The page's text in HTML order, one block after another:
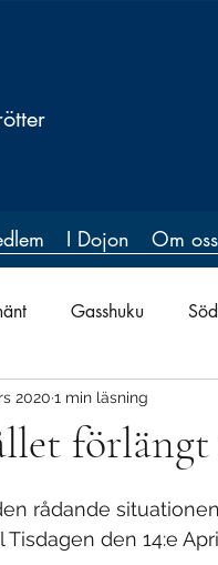
I Dojon Om oss
Gasshuku
2020 1 min läsning
rådande
den 14:e